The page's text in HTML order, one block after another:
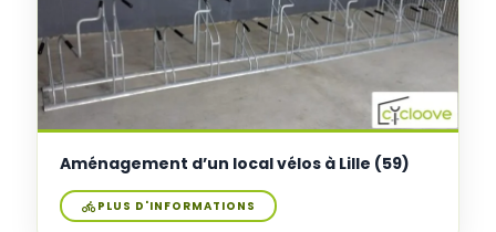
Aménagement d’un local vélos à Lille (59)
PLUS D'INFORMATIONS